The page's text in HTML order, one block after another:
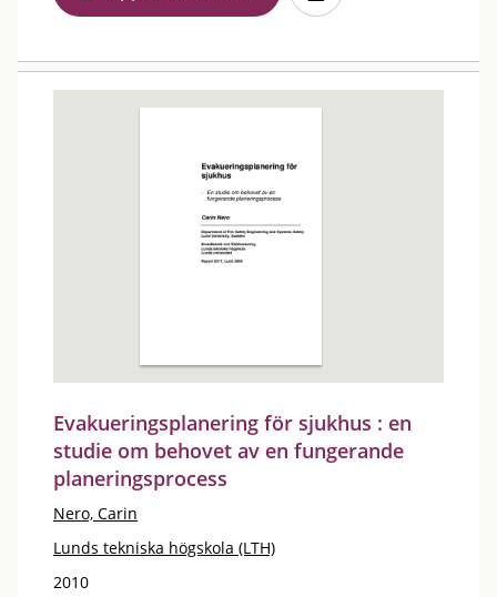
Evakueringsplanering för sjukhus : en
studie om behovet av en fungerande
planeringsprocess
Nero, Carin
Lunds tekniska högskola (LTH)
2010